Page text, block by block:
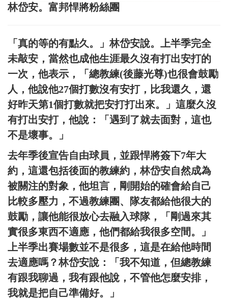
林岱安。富邦悍將粉絲團
「真的等的有點久。」林岱安說。上半季完全
未敲安，當然也成他生涯最久沒有打出安打的
一次，他表示，「總教練(後藤光尊)也很會鼓勵
人，他說他27個打數沒有安打，比我還久，還
好昨天第1個打數就把安打打出來。」這麼久沒
有打出安打，他說：「遇到了就去面對，這也
不是壞事。」
去年季後宣告自由球員，並跟悍將簽下7年大
約，這還包括後面的教練約，林岱安自然成為
被關注的對象，他坦言，剛開始的確會給自己
比較多壓力，不過教練團、隊友都給他很大的
鼓勵，讓他能很放心去融入球隊，「剛過來其
實很多東西不適應，他們都給我很多空間。」
上半季出賽場數並不是很多，這是在給他時間
去適應嗎？林岱安說：「我不知道，但總教練
有跟我聊過，我有跟他說，不管他怎麼安排，
我就是把自己準備好。」